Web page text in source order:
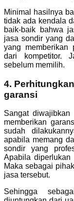
Minimal hasilnya
tidak ada kendala
baik-baik bahwa
jasa sondir yang
yang memberikan
dari kompetitor.
sebelum memilih.
4.
garansi
Sangat
memberikan
sudah
apabila memang
sondir yang
Apabila
Maka sebagai
jasa tersebut.
Sehingga